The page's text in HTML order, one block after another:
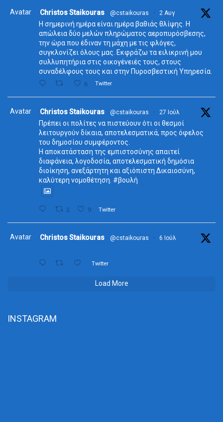
Avatar Christos Staikouras @cstaikouras · 2 Αυγ
Η σημερινή ημέρα είναι ημέρα βαθιάς θλίψης. Η
απώλεια δύο μελών πληρώματος αεροπυρόσβεσης,
την ώρα που έδιναν τη μάχη με τις φλόγες,
συγκλονίζει όλους μας. Εκφράζω τα ειλικρινή μου
συλλυπητήρια στις οικογένειές τους, στους
συναδέλφους τους και στην Πυροσβεστική Υπηρεσία.
6 Twitter
Avatar Christos Staikouras @cstaikouras · 27 Ιούλ
Πρέπει οι πολίτες να πιστεύουν ότι οι θεσμοί
λειτουργούν δίκαια, αποτελεσματικά, προς όφελος
του δημοσίου συμφέροντος.
Η αποκατάσταση της εμπιστοσύνης απαιτεί
διαφάνεια, λογοδοσία, αποτελεσματική δημόσια
διοίκηση, ανεξάρτητη και αξιόπιστη Δικαιοσύνη,
καλύτερη νομοθέτηση. #βουλή
3 9 Twitter
Avatar Christos Staikouras @cstaikouras · 6 Ιούλ
Twitter
Load More
INSTAGRAM